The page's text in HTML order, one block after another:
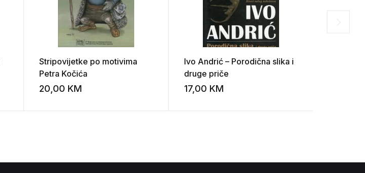
Add to wishlist
Stripovijetke po motivima
Petra Kočića
20,00 KM Add to wishlist
Ivo Andrić – Porodična slika i
druge priče
17,00 KM